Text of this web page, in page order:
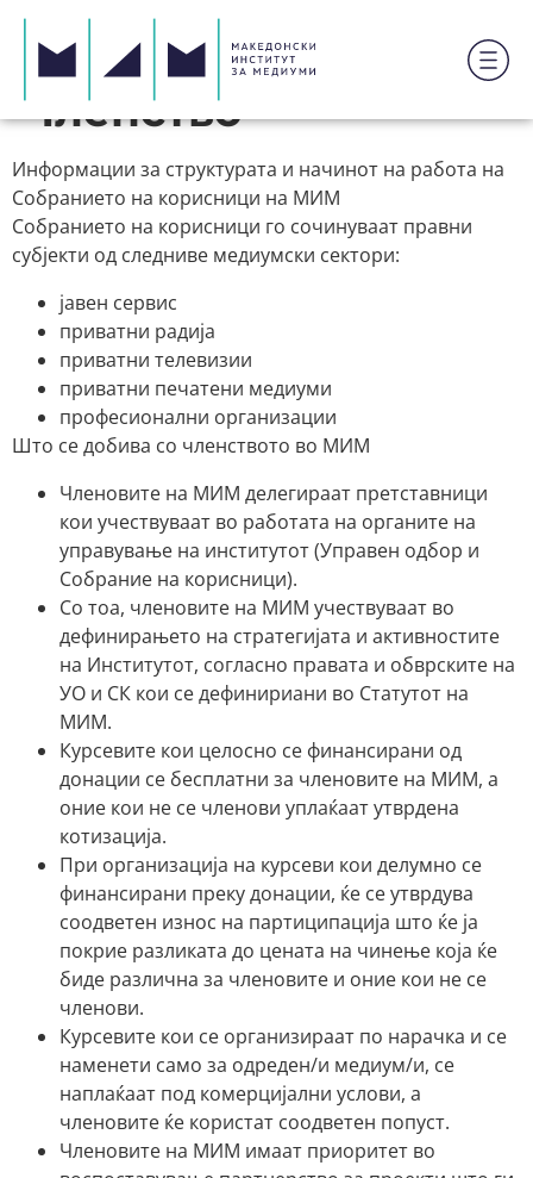
Членство
Информации за структурата и начинот на работа на
Собранието на корисници на МИМ
Собранието на корисници го сочинуваат правни
субјекти од следниве медиумски сектори:
јавен сервис
приватни радија
приватни телевизии
приватни печатени медиуми
професионални организации
Што се добива со членството во МИМ
Членовите на МИМ делегираат претставници
кои учествуваат во работата на органите на
управување на институтот (Управен одбор и
Собрание на корисници).
Со тоа, членовите на МИМ учествуваат во
дефинирањето на стратегијата и активностите
на Институтот, согласно правата и обврските на
УО и СК кои се дефинириани во Статутот на
МИМ.
Курсевите кои целосно се финансирани од
донации се бесплатни за членовите на МИМ, а
оние кои не се членови уплаќаат утврдена
котизација.
При организација на курсеви кои делумно се
финансирани преку донации, ќе се утврдува
соодветен износ на партиципација што ќе ја
покрие разликата до цената на чинење која ќе
биде различна за членовите и оние кои не се
членови.
Курсевите кои се организираат по нарачка и се
наменети само за одреден/и медиум/и, се
наплаќаат под комерцијални услови, а
членовите ќе користат соодветен попуст.
Членовите на МИМ имаат приоритет во